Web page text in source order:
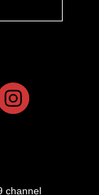
channel